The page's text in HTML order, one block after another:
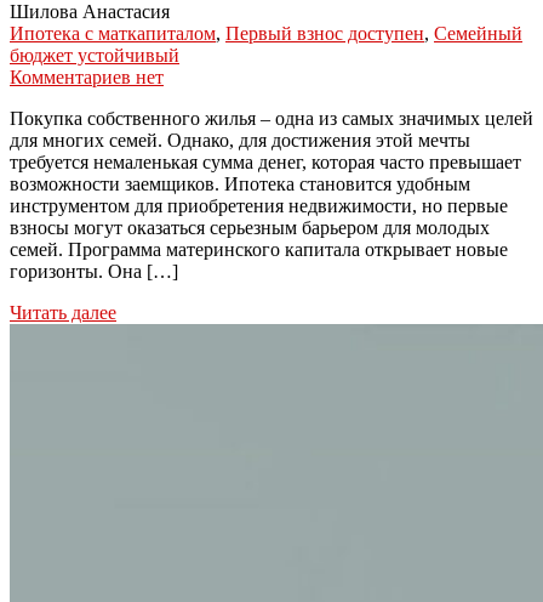
Шилова Анастасия
Ипотека с маткапиталом, Первый взнос доступен, Семейный
бюджет устойчивый
Комментариев нет
Покупка собственного жилья – одна из самых значимых целей
для многих семей. Однако, для достижения этой мечты
требуется немаленькая сумма денег, которая часто превышает
возможности заемщиков. Ипотека становится удобным
инструментом для приобретения недвижимости, но первые
взносы могут оказаться серьезным барьером для молодых
семей. Программа материнского капитала открывает новые
горизонты. Она […]
Читать далее